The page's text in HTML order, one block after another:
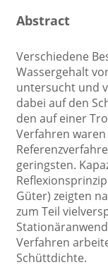
Abstract
Verschiedene
Wassergehalt
untersucht und
dabei auf den
den auf einer
Verfahren
geringsten.
Güter) zeigten
zum Teil
Verfahren
Schüttdichte.